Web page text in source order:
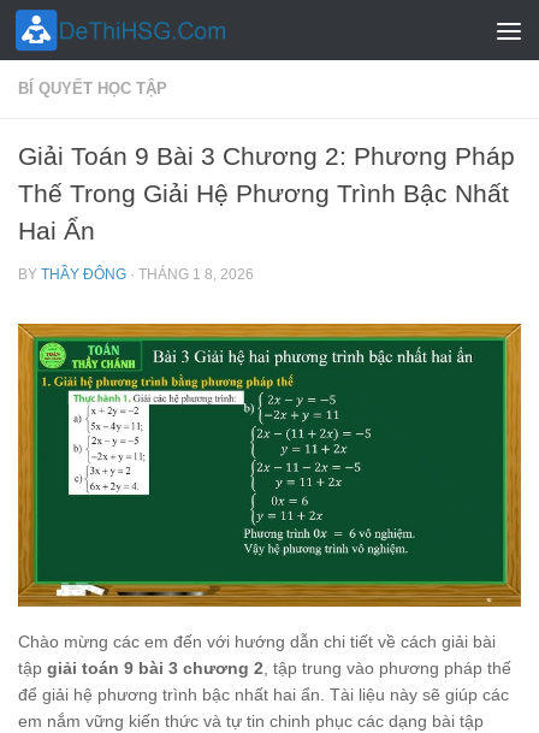
Skip to content
BÍ QUYẾT HỌC TẬP
Giải Toán 9 Bài 3 Chương 2: Phương Pháp
Thế Trong Giải Hệ Phương Trình Bậc Nhất
Hai Ẩn
BY THẦY ĐÔNG · THÁNG 1 8, 2026
Chào mừng các em đến với hướng dẫn chi tiết về cách giải bài
tập giải toán 9 bài 3 chương 2, tập trung vào phương pháp thế
để giải hệ phương trình bậc nhất hai ẩn. Tài liệu này sẽ giúp các
em nắm vững kiến thức và tự tin chinh phục các dạng bài tập